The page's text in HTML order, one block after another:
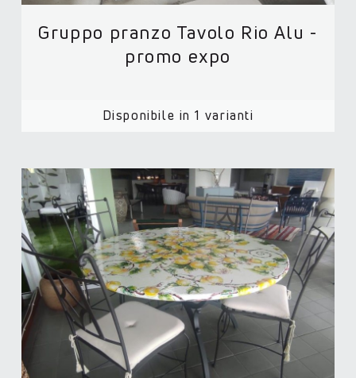
Gruppo pranzo Tavolo Rio Alu -
promo expo
Disponibile in 1 varianti